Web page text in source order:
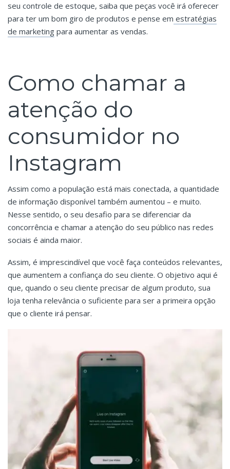
seu controle de estoque, saiba que peças você irá oferecer
para ter um bom giro de produtos e pense em estratégias
de marketing para aumentar as vendas.
Como chamar a
atenção do
consumidor no
Instagram
Assim como a população está mais conectada, a quantidade
de informação disponível também aumentou – e muito.
Nesse sentido, o seu desafio para se diferenciar da
concorrência e chamar a atenção do seu público nas redes
sociais é ainda maior.
Assim, é imprescindível que você faça conteúdos relevantes,
que aumentem a confiança do seu cliente. O objetivo aqui é
que, quando o seu cliente precisar de algum produto, sua
loja tenha relevância o suficiente para ser a primeira opção
que o cliente irá pensar.